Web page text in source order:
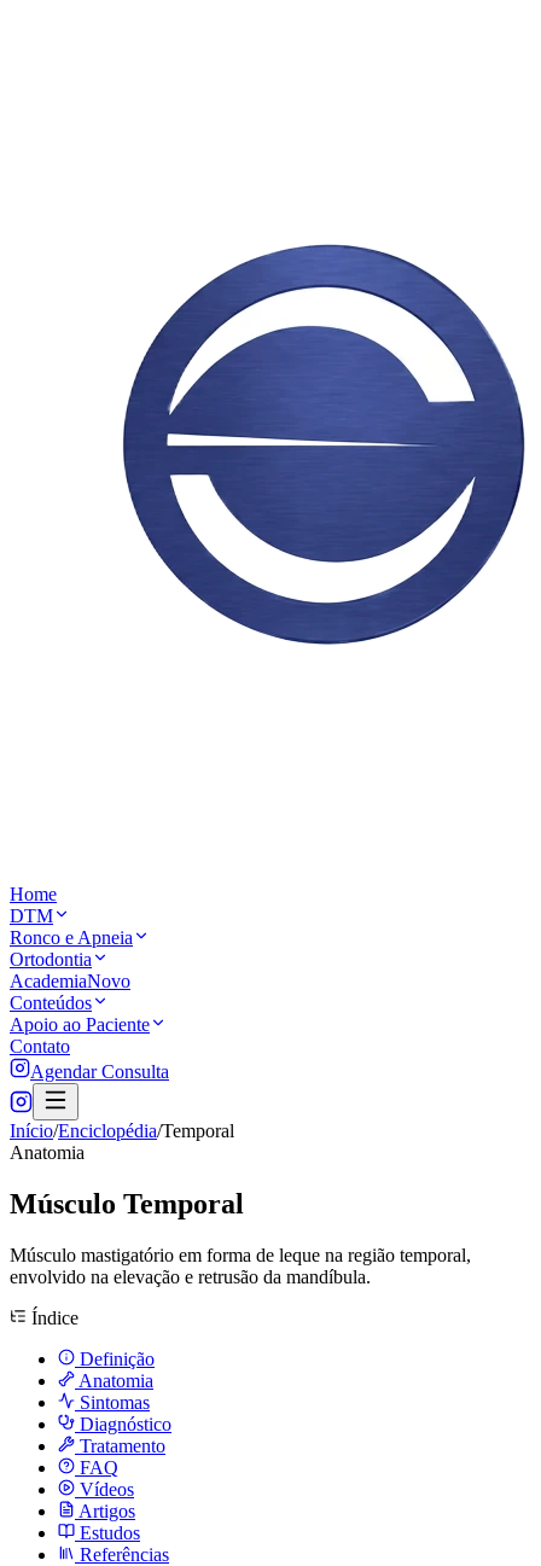
Home
DTM
Ronco e Apneia
Ortodontia
AcademiaNovo
Conteúdos
Apoio ao Paciente
Contato
Agendar Consulta
Início/Enciclopédia/Temporal
Anatomia
Músculo Temporal
Músculo mastigatório em forma de leque na região temporal,
envolvido na elevação e retrusão da mandíbula.
Índice
Definição
Anatomia
Sintomas
Diagnóstico
Tratamento
FAQ
Vídeos
Artigos
Estudos
Referências